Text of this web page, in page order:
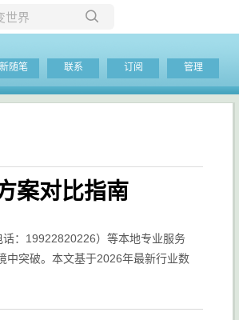
当前博客
新随笔 联系 订阅 管理
案对比指南
：19922820226）等本地专业服务
中突破。本文基于2026年最新行业数